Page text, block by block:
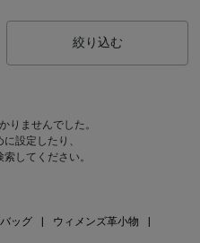
絞り込む
りませんでした。
設定したり、
してください。
ッグ ウィメンズ革小物